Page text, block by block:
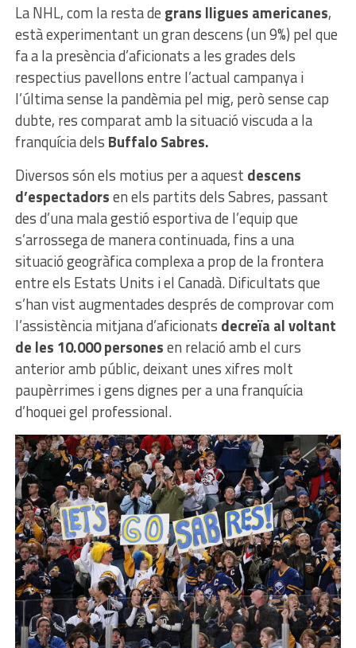
La NHL, com la resta de grans lligues americanes,
està experimentant un gran descens (un 9%) pel que
fa a la presència d’aficionats a les grades dels
respectius pavellons entre l’actual campanya i
l’última sense la pandèmia pel mig, però sense cap
dubte, res comparat amb la situació viscuda a la
franquícia dels Buffalo Sabres.
Diversos són els motius per a aquest descens
d’espectadorsen els partits dels Sabres, passant
des d’una mala gestió esportiva de l’equip que
s’arrossega de manera continuada, fins a una
situació geogràfica complexa a prop de la frontera
entre els Estats Units i el Canadà. Dificultats que
s’han vist augmentades després de comprovar com
l’assistència mitjana d’aficionats decreïa al voltant
de les 10.000 personesen relació amb el curs
anterior amb públic, deixant unes xifres molt
paupèrrimes i gens dignes per a una franquícia
d’hoquei gel professional.